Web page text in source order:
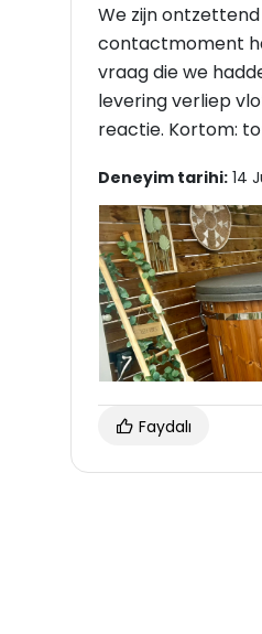
We zijn
contactmoment
vraag die we
levering verliep
reactie. Kortom:
Deneyim tarihi: 14
Faydalı